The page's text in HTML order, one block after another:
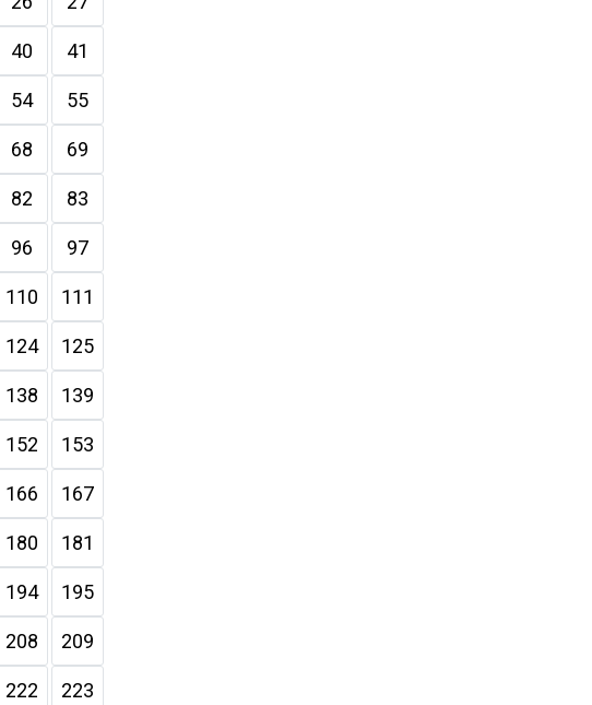
40 41
54 55
68 69
82 83
96 97
110 111
124 125
138 139
152 153
166 167
180 181
194 195
208 209
222 223